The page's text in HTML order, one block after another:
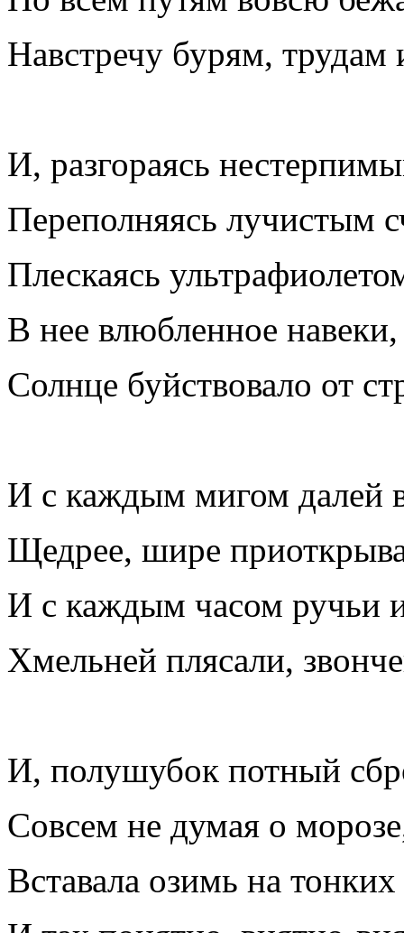
Навстречу бурям, трудам
И, разгораясь
Переполняясь лучистым
Плескаясь
В нее влюбленное навеки,
Солнце буйствовало от
И с каждым мигом далей
Щедрее, шире
И с каждым часом ручьи
Хмельней плясали,
И, полушубок потный
Совсем не думая о
Вставала озимь на тонких